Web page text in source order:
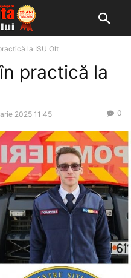
la ISU Olt
practică la
2025 11:45 0